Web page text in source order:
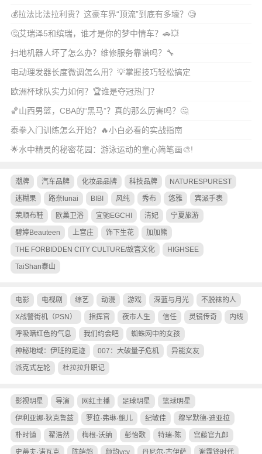
💰拉法比法拉利贵？这豪车界“顶流”到底有多壕？🧐
🤔艾瑞泽5和缤瑞，谁才是你的梦中情车？🚗💥
扫地机器人坏了怎么办？维修服务靠谱吗？🔧
电动理发器长度微调怎么用？💡掌握技巧轻松搞定
欧洲杯球队实力如何？🏆谁是夺冠热门？
🏀山西男篮，CBA的“黑马”？真的那么厉害吗？🤔
泰拳入门训练怎么开始？🔥小白必看的实战指南
🌟水中精灵的秘密花园：游泳运动的童心简笔画🎨!
潮牌 汽车品牌 化妆品品牌 科技品牌 NATURESPUREST
迷糊果 路奈lunai BIBI 风纯 秀布 悠雅 宾派手表
荣顺布鞋 欧巢卫浴 宜驰EGCHI 清妃 宁夏旅游
碧婷Beauteen 上宫庄 饰下生花 加加熊
THE FORBIDDEN CITY CULTURE/故宫文化 HIGHSEE
TaiShan泰山
电影 电视剧 综艺 动漫 游戏 深蓝与月光 不脱袜的人
X战警街机（PSN） 指挥官 夜市人生 信任 灵镜传奇 内线
呼吸暗红色的气息 我们约会吧 蜘蛛网中的女孩
神秘地域：伊班的足迹 007：大破量子危机 异能女友
派克式左轮 杜拉拉升职记
影视明星 导演 网红主播 足球明星 篮球明星
伊利亚娜·狄克鲁兹 罗拉·弗琳·鲍儿 纪敏佳 穆罕默德·迪亚拉
朴时镇 翟浩然 梅根·沃纳 彭怡歌 特瑞·陈 宫藤官九郎
史蒂夫·诺瓦克 陈皑鸽 颜韵ycy 丹尼尔·古伊萨 谢霆锋时代